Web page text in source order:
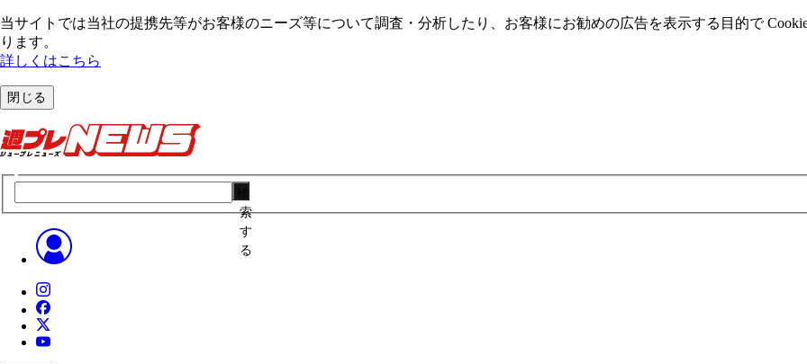
当サイトでは当社の提携先等がお客様のニーズ等について調査・分析したり、お客様にお勧めの広告を表⽰する⽬的で
ります。
詳しくはこちら
閉じる
索
す
る